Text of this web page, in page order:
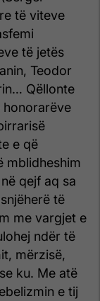
të viteve
të jetës
Teodor
Qëllonte
honorarëve
e që
mblidheshim
qejf aq sa
të
me vargjet e
ndër të
mërzisë,
ku. Me atë
e tij